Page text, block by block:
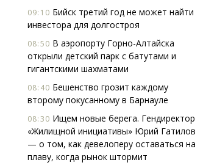
09:10 Бийск третий год не может найти
инвестора для долгостроя
08:50 В аэропорту Горно-Алтайска
открыли детский парк с батутами и
гигантскими шахматами
08:40 Бешенство грозит каждому
второму покусанному в Барнауле
08:30 Ищем новые берега. Гендиректор
«Жилищной инициативы» Юрий Гатилов
— о том, как девелоперу оставаться на
плаву, когда рынок штормит